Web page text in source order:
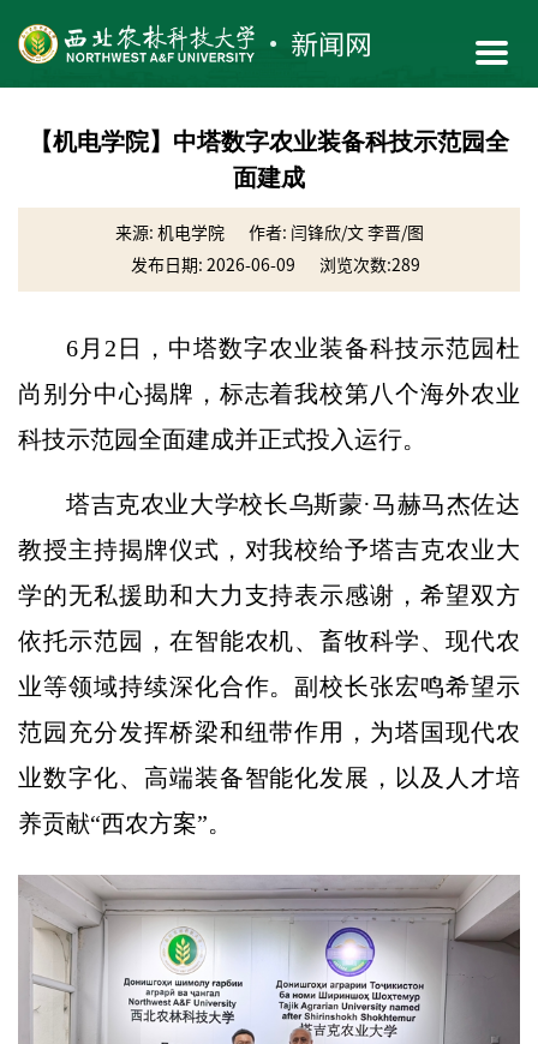
【机电学院】中塔数字农业装备科技示范园全
面建成
来源: 机电学院
作者: 闫锋欣/文 李晋/图
发布日期: 2026-06-09
浏览次数:289
6月2日，中塔数字农业装备科技示范园杜
尚别分中心揭牌，标志着我校第八个海外农业
科技示范园全面建成并正式投入运行。
塔吉克农业大学校长乌斯蒙·马赫马杰佐达
教授主持揭牌仪式，对我校给予塔吉克农业大
学的无私援助和大力支持表示感谢，希望双方
依托示范园，在智能农机、畜牧科学、现代农
业等领域持续深化合作。副校长张宏鸣希望示
范园充分发挥桥梁和纽带作用，为塔国现代农
业数字化、高端装备智能化发展，以及人才培
养贡献“西农方案”。